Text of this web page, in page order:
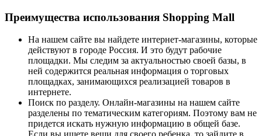
Преимущества использования Shopping Mall
На нашем сайте вы найдете интернет-магазины, которые
действуют в городе Россия. И это будут рабочие
площадки. Мы следим за актуальностью своей базы, в
ней содержится реальная информация о торговых
площадках, занимающихся реализацией товаров в
интернете.
Поиск по разделу. Онлайн-магазины на нашем сайте
разделены по тематическим категориям. Поэтому вам не
придется искать нужную информацию в общей базе.